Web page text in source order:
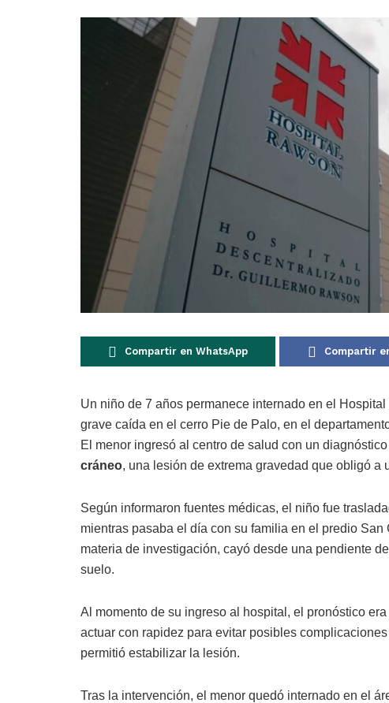
Compartir en WhatsApp Compartir
Un niño de 7 años permanece internado en el
grave caída en el cerro Pie de Palo, en el
El menor ingresó al centro de salud con un
cráneo, una lesión de extrema gravedad que obligó a
Según informaron fuentes médicas, el niño fue
mientras pasaba el día con su familia en el predio
materia de investigación, cayó desde una pendiente
suelo.
Al momento de su ingreso al hospital, el pronóstico era
actuar con rapidez para evitar posibles
permitió estabilizar la lesión.
Tras la intervención, el menor quedó internado en el